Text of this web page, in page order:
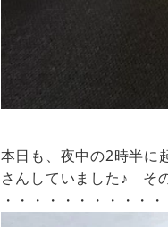
本日も、夜中の2時半に
さんしていました♪ そ
・・・・・・・・・・